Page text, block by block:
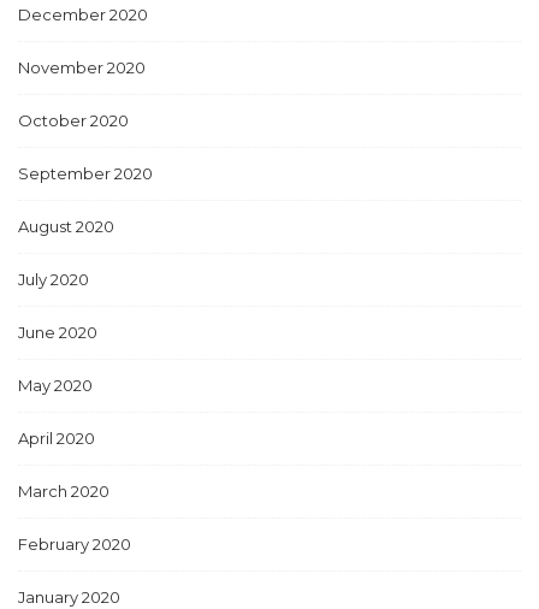
December 2020
November 2020
October 2020
September 2020
August 2020
July 2020
June 2020
May 2020
April 2020
March 2020
February 2020
January 2020